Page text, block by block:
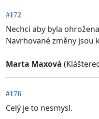
#172
Nechci aby byla
Navrhované změny jsou
Marta Maxová
#176
Celý je to nesmysl.